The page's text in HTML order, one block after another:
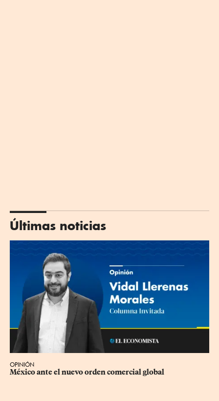
Últimas noticias
OPINIÓN
México ante el nuevo orden comercial global